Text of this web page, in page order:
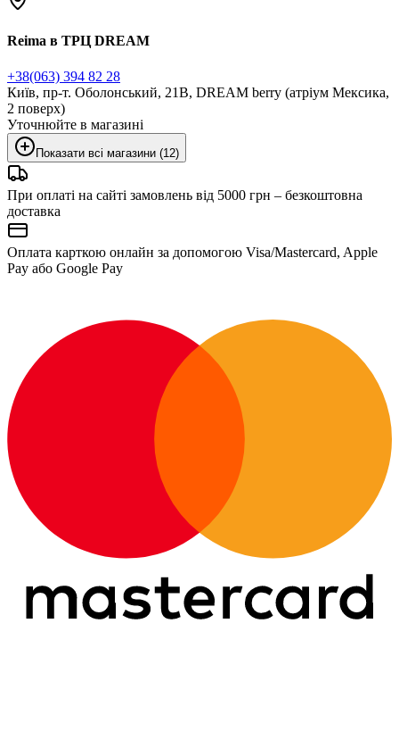
Reima в ТРЦ DREAM
+38(063) 394 82 28
Київ, пр-т. Оболонський, 21В, DREAM berry (атріум Мексика,
2 поверх)
Уточнюйте в магазині
Показати всі магазини (12)
При оплаті на сайті замовлень від 5000 грн – безкоштовна
доставка
Оплата карткою онлайн за допомогою Visa/Mastercard, Apple
Pay або Google Pay